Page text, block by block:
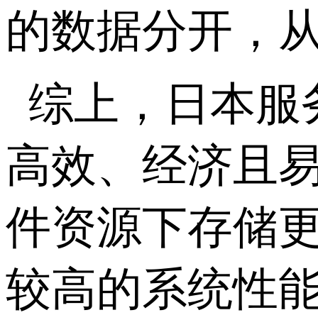
的数据分开，
综上，日本服
高效、经济且
件资源下存储
较高的系统性